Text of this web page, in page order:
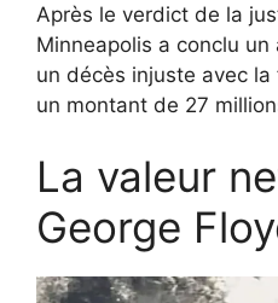
Après le verdict de la
Minneapolis a conclu un
un décès injuste avec
un montant de 27
La valeur
George